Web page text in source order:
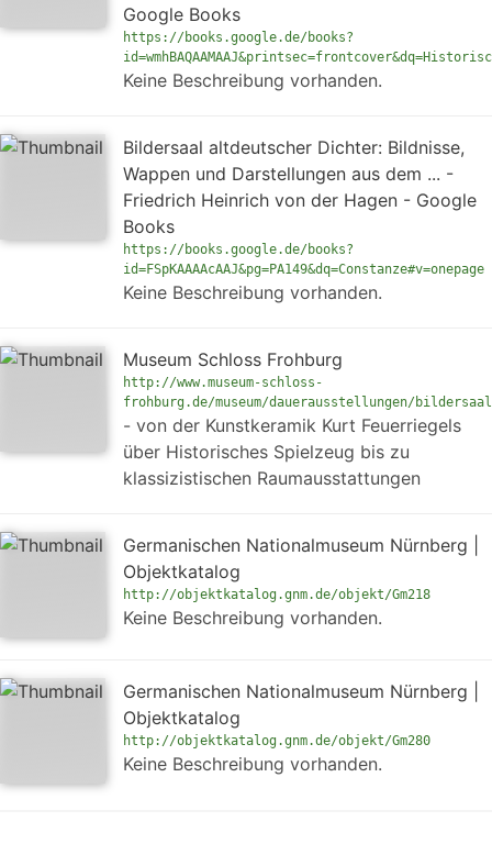
Google Books
https://books.google.de/books?
Keine Beschreibung vorhanden.
Bildersaal altdeutscher Dichter: Bildnisse,
Wappen und Darstellungen aus dem ... -
Friedrich Heinrich von der Hagen - Google
Books
https://books.google.de/books?
id=FSpKAAAAcAAJ&pg=PA149&dq=Constanze#v=onepage
Keine Beschreibung vorhanden.
Museum Schloss Frohburg
http://www.museum-schloss-
frohburg.de/museum/dauerausstellungen/
- von der Kunstkeramik Kurt Feuerriegels
über Historisches Spielzeug bis zu
klassizistischen Raumausstattungen
Germanischen Nationalmuseum Nürnberg |
Objektkatalog
http://objektkatalog.gnm.de/objekt/Gm218
Keine Beschreibung vorhanden.
Germanischen Nationalmuseum Nürnberg |
Objektkatalog
http://objektkatalog.gnm.de/objekt/Gm280
Keine Beschreibung vorhanden.